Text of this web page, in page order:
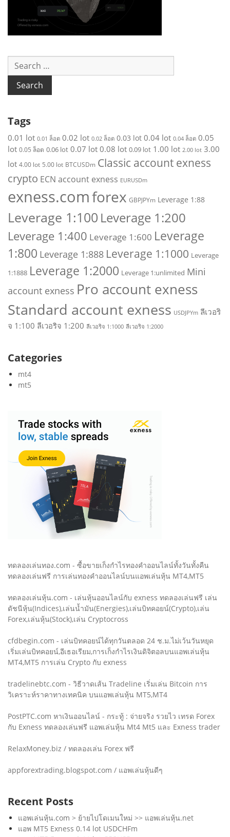
r
o
r
Tags
0.01 lot 0.01 ล็อต 0.02 lot 0.02 ล็อต 0.03 lot 0.04 lot 0.04 ล็อต 0.05
lot 0.05 ล็อต 0.06 lot 0.07 lot 0.08 lot 0.09 lot 1.00 lot 2.00 lot 3.00
lot 4.00 lot 5.00 lot BTCUSDm Classic account exness
crypto ECN account exness EURUSDm
exness.comforex GBPJPYm Leverage 1:88
Leverage 1:100 Leverage 1:200
Leverage 1:400 Leverage 1:600 Leverage
1:800 Leverage 1:888 Leverage 1:1000 Leverage
1:1888 Leverage 1:2000 Leverage 1:unlimited Mini
account exness Pro account exness
Standard account exness USDJPYm ลีเวอริ
จ 1:100 ลีเวอริจ 1:200 ลีเวอริจ 1:1000 ลีเวอริจ 1:2000
Categories
mt4
mt5
ทดลองเล่นทอง.com - ซื้อขายเก็งกำไรทองคำออนไลน์ทั้งวันทั้งคืน
ทดลองเล่นฟรี การเล่นทองคำออนไลน์บนแอพเล่นหุ้น MT4,MT5
ทดลองเล่นหุ้น.com - เล่นหุ้นออนไลน์กับ exness ทดลองเล่นฟรี เล่น
ดัชนีหุ้น(Indices),เล่นน้ำมัน(Energies),เล่นบิทคอยน์(Crypto),เล่น
Forex,เล่นหุ้น(Stock),เล่น Cryptocross
cfdbegin.com - เล่นบิทคอยน์ได้ทุกวันตลอด 24 ช.ม.ไม่เว้นวันหยุด
เริ่มเล่นบิทคอยน์,อีเธอเรียม,การเก็งกำไรเงินดิจิตอลบนแอพเล่นหุ้น
MT4,MT5 การเล่น Crypto กับ exness
tradelinebtc.com - วิธีวาดเส้น Tradeline เริ่มเล่น Bitcoin การ
วิเคราะห์ราคาทางเทคนิค บนแอพเล่นหุ้น MT5,MT4
PostPTC.com หาเงินออนไลน์ - กระทู้ : จ่ายจริง รวยไว เทรด Forex
กับ Exness ทดลองเล่นฟรี แอพเล่นหุ้น Mt4 Mt5 และ Exness trader
RelaxMoney.biz / ทดลองเล่น Forex ฟรี
appforextrading.blogspot.com / แอพเล่นหุ้นดีๆ
Recent Posts
แอพเล่นหุ้น.com > ย้ายไปโดเมนใหม่ >> แอพเล่นหุ้น.net
แอพ MT5 Exness 0.14 lot USDCHFm